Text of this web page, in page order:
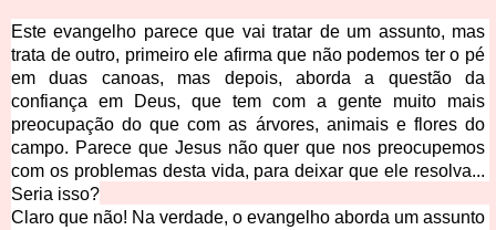
Este evangelho parece que vai tratar de um assunto, mas
trata de outro, primeiro ele afirma que não podemos ter o pé
em duas canoas, mas depois, aborda a questão da
confiança em Deus, que tem com a gente muito mais
preocupação do que com as árvores, animais e flores do
campo. Parece que Jesus não quer que nos preocupemos
com os problemas desta vida, para deixar que ele resolva...
Seria isso?
Claro que não! Na verdade, o evangelho aborda um assunto